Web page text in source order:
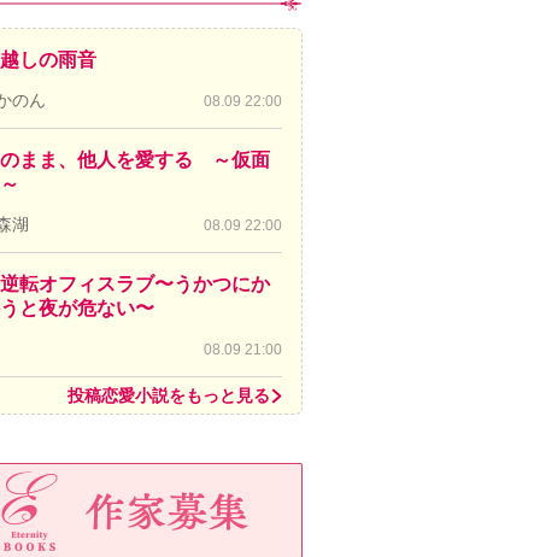
しの雨音
のん 08.09 22:00
まま、他人を愛する ～仮面
湖 08.09 22:00
転オフィスラブ〜うかつにか
と夜が危ない〜
08.09 21:00
投稿恋愛小説をもっと見る